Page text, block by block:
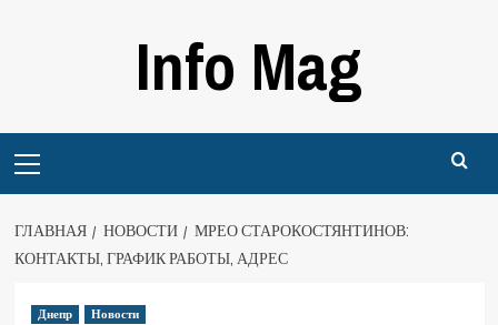
Info Mag
Menu
ГЛАВНАЯ НОВОСТИ
МРЕО СТАРОКОСТЯНТИНОВ:
КОНТАКТЫ, ГРАФИК РАБОТЫ, АДРЕС
Днепр Новости